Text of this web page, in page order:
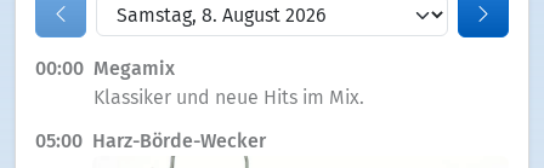
00:00 Megamix
Klassiker und neue Hits im Mix.
05:00 Harz-Börde-Wecker